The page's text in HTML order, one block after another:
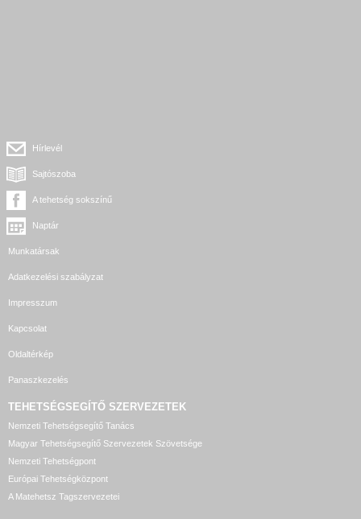
Hírlevél
Sajtószoba
A tehetség sokszínű
Naptár
Munkatársak
Adatkezelési szabályzat
Impresszum
Kapcsolat
Oldaltérkép
Panaszkezelés
TEHETSÉGSEGÍTŐ SZERVEZETEK
Nemzeti Tehetségsegítő Tanács
Magyar Tehetségsegítő Szervezetek Szövetsége
Nemzeti Tehetségpont
Európai Tehetségközpont
A Matehetsz Tagszervezetei